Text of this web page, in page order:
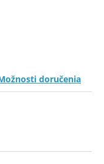
doručenia